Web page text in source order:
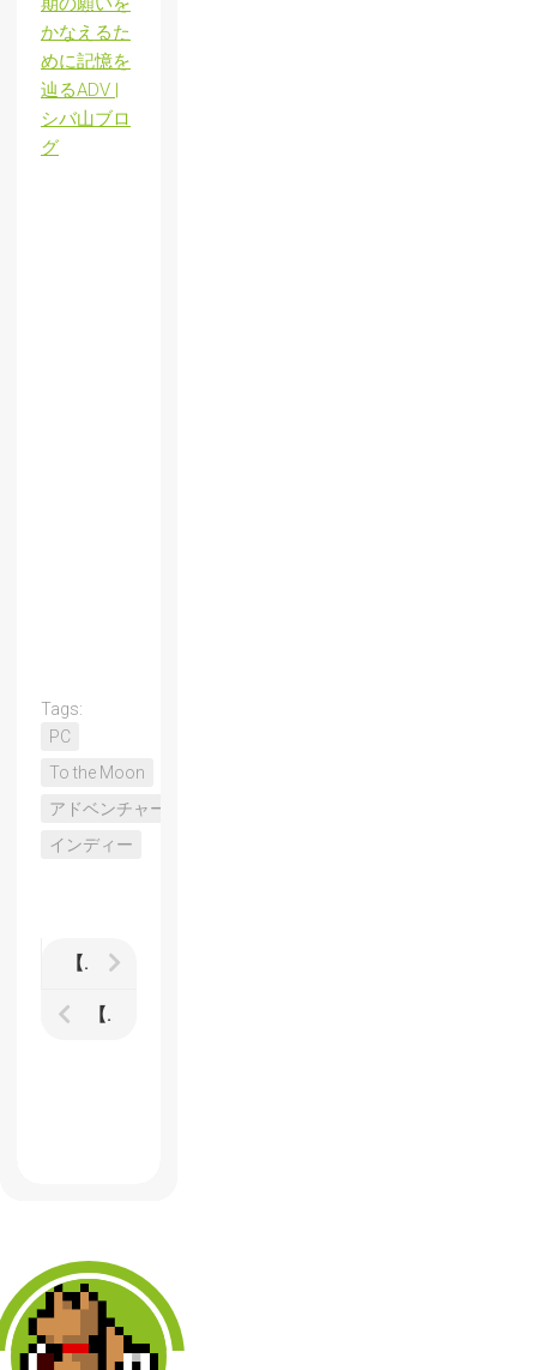
かなえるた
めに記憶を
辿るADV |
シバ山ブロ
グ
Tags:
PC
To the Moon
アドベンチャー
インディー
【ヴァンパイア リザレクション】発売前に予習しておこう ハンター編
【ファントムブレイカー：バトルグラウンド】Defenseを再検証してみた 結果は…